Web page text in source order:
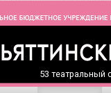
53 театральный